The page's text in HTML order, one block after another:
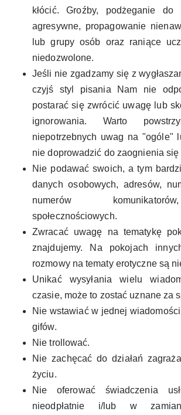
kłócić. Groźby, podżeganie do
agresywne, propagowanie
lub grupy osób oraz raniące
niedozwolone.
Jeśli nie zgadzamy się z
czyjś styl pisania Nam nie
postarać się zwrócić uwagę lub
ignorowania. Warto
niepotrzebnych uwag na "ogóle"
nie doprowadzić do zaognienia się
Nie podawać swoich, a tym
danych osobowych, adresów,
numerów
społecznościowych.
Zwracać uwagę na tematykę
znajdujemy. Na pokojach
rozmowy na tematy erotyczne są
Unikać wysyłania wielu
czasie, może to zostać uznane za
Nie wstawiać w jednej
gifów.
Nie trollować.
Nie zachęcać do działań
życiu.
Nie oferować świadczenia
nieodpłatnie i/lub w